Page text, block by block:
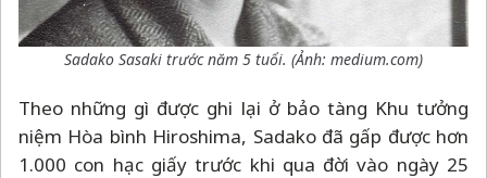
Sadako Sasaki trước năm 5 tuổi. (Ảnh: medium.com)
Theo những gì được ghi lại ở bảo tàng Khu tưởng
niệm Hòa bình Hiroshima, Sadako đã gấp được hơn
1.000 con hạc giấy trước khi qua đời vào ngày 25